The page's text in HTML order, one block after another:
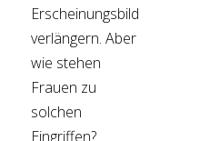
Erscheinungsbild
verlängern. Aber
wie stehen
Frauen zu
solchen
Eingriffen?